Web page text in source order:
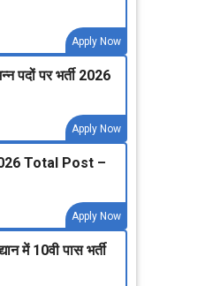
Apply Now
पदों पर भर्ती 2026
Apply Now
Total Post –
Apply Now
में 10वी पास भर्ती